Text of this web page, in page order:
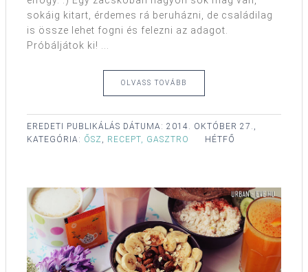
sokáig kitart, érdemes rá beruházni, de családilag
is össze lehet fogni és felezni az adagot.
Próbáljátok ki! ...
OLVASS TOVÁBB
EREDETI PUBLIKÁLÁS DÁTUMA: 2014. OKTÓBER 27.,
HÉTFŐ
KATEGÓRIA: ŐSZ, RECEPT, GASZTRO